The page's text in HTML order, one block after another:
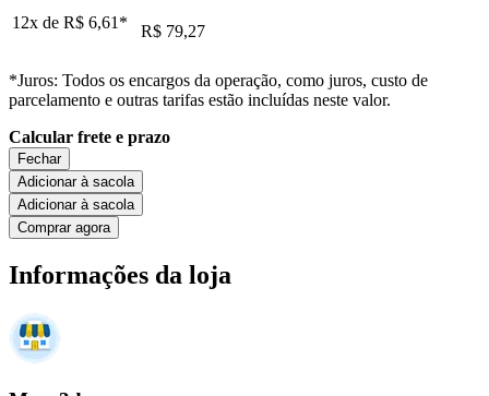
12x de R$ 6,61 * R$ 79,27
*Juros: Todos os encargos da operação, como juros, custo de
parcelamento e outras tarifas estão incluídas neste valor.
Calcular frete e prazo
Fechar
Adicionar à sacola
Adicionar à sacola
Comprar agora
Informações da loja